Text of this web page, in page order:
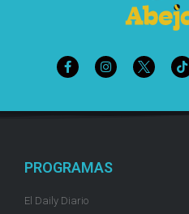
PROGRAMAS
El Daily Diario